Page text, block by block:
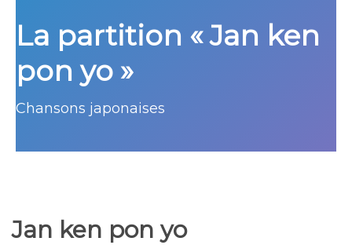
La partition « Jan ken
pon yo »
Chansons japonaises
Jan ken pon yo